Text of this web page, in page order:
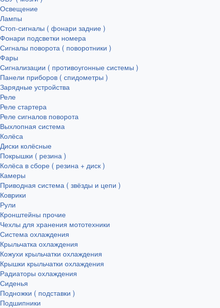
Освещение
Лампы
Стоп-сигналы ( фонари задние )
Фонари подсветки номера
Сигналы поворота ( поворотники )
Фары
Сигнализации ( противоугонные системы )
Панели приборов ( спидометры )
Зарядные устройства
Реле
Реле стартера
Реле сигналов поворота
Выхлопная система
Колёса
Диски колёсные
Покрышки ( резина )
Колёса в сборе ( резина + диск )
Камеры
Приводная система ( звёзды и цепи )
Коврики
Рули
Кронштейны прочие
Чехлы для хранения мототехники
Система охлаждения
Крыльчатка охлаждения
Кожухи крыльчатки охлаждения
Крышки крыльчатки охлаждения
Радиаторы охлаждения
Сиденья
Подножки ( подставки )
Подшипники